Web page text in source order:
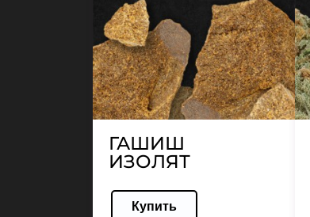
ГАШИШ
ИЗОЛЯТ
Купить